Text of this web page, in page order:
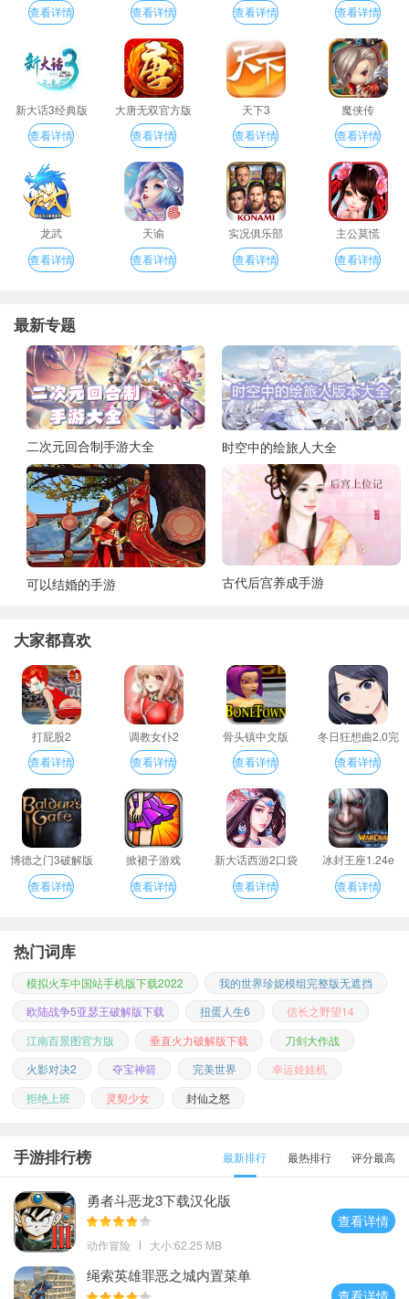
查看详情
查看详情
查看详情
查看详情
新大话3经典版
查看详情
大唐无双官方版
查看详情
天下3
查看详情
魔侠传
查看详情
龙武
查看详情
天谕
查看详情
实况俱乐部
查看详情
主公莫慌
查看详情
最新专题
二次元回合制手游大全 时空中的绘旅人大全
可以结婚的手游 古代后宫养成手游
大家都喜欢
打屁股2
查看详情
调教女仆2
查看详情
骨头镇中文版
查看详情
冬日狂想曲2.0完
整汉化版
查看详情
博德之门3破解版
查看详情
掀裙子游戏
查看详情
新大话西游2口袋
版
查看详情
冰封王座1.24e
查看详情
热门词库
模拟火车中国站手机版下载2022
我的世界珍妮模组完整版无遮挡
欧陆战争5亚瑟王破解版下载
扭蛋人生6
信长之野望14
江南百景图官方版
垂直火力破解版下载
刀剑大作战
火影对决2
夺宝神箭 完美世界
幸运娃娃机
拒绝上班
灵契少女 封仙之怒
手游排行榜 最新排行 最热排行 评分最高
勇者斗恶龙3下载汉化版
动作冒险 大小:62.25 MB
查看详情
绳索英雄罪恶之城内置菜单